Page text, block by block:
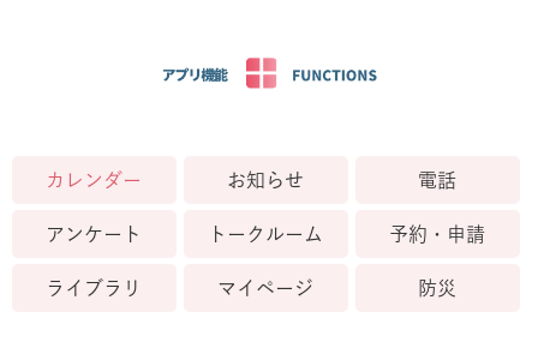
カレンダー お知らせ 電話
アンケート トークルーム 予約・申請
ライブラリ マイページ 防災